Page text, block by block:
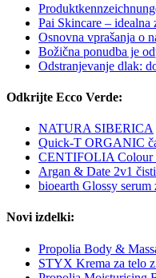
Pai Skincare – idealna
Osnovna vprašanja o
Božična ponudba je
Odstranjevanje dlak:
Odkrijte Ecco Verde:
NATURA SIBERICA
Quick-T ORGANIC
CENTIFOLIA Colour
Argan & Date 2v1
bioearth Glossy serum
Novi izdelki:
Propolia Body &
STYX Krema za telo